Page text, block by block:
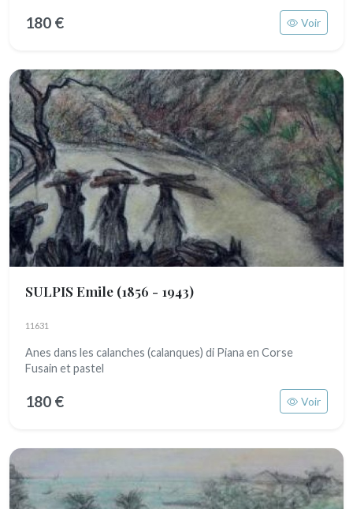
180 € Voir
SULPIS Emile (1856 - 1943)
11631
Anes dans les calanches (calanques) di Piana en Corse
Fusain et pastel
180 € Voir